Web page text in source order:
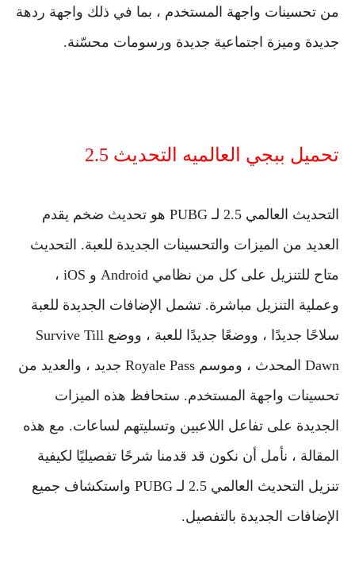
من تحسينات واجهة المستخدم ، بما في ذلك واجهة ردهة
جديدة وميزة اجتماعية جديدة ورسومات محسّنة.
تحميل ببجي العالميه التحديث 2.5
التحديث العالمي 2.5 لـ PUBG هو تحديث ضخم يقدم
العديد من الميزات والتحسينات الجديدة للعبة. التحديث
متاح للتنزيل على كل من نظامي Android و iOS ،
وعملية التنزيل مباشرة. تشمل الإضافات الجديدة للعبة
سلاحًا جديدًا ، ووضعًا جديدًا للعبة ، ووضع Survive Till
Dawn المحدث ، وموسم Royale Pass جديد ، والعديد من
تحسينات واجهة المستخدم. ستحافظ هذه الميزات
الجديدة على تفاعل اللاعبين وتسليتهم لساعات. مع هذه
المقالة ، نأمل أن نكون قد قدمنا شرحًا تفصيليًا لكيفية
تنزيل التحديث العالمي 2.5 لـ PUBG واستكشاف جميع
الإضافات الجديدة بالتفصيل.